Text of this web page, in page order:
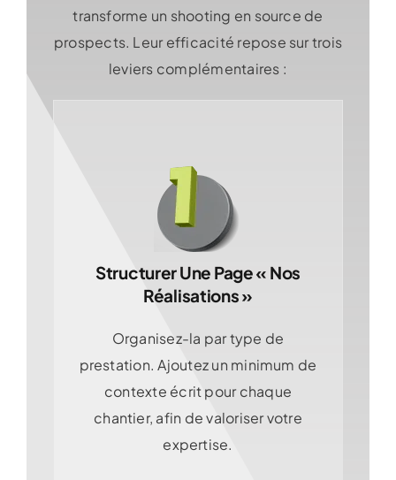
transforme un shooting en source de
prospects. Leur efficacité repose sur trois
leviers complémentaires :
Structurer Une Page « Nos
Réalisations »
Organisez-la par type de
prestation. Ajoutez un minimum de
contexte écrit pour chaque
chantier, afin de valoriser votre
expertise.